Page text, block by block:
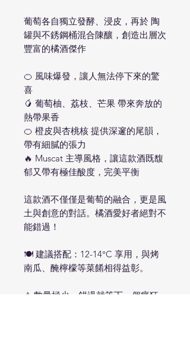
葡萄各自獨立發酵、浸皮，再於 陶
罐與不銹鋼桶混合陳釀，創造出層次
豐富的橘酒傑作
🍊 風味爆發，讓人無法停下來的驚
喜
🥭 葡萄柚、荔枝、芒果 帶來奔放的
熱帶果香
🍊 橙皮與杏桃核 提供深邃的尾韻，
帶有細膩的張力
🔥 Muscat 主導風格，讓這款酒既馥
郁又帶有極佳酸度，完美平衡
這款酒不僅僅是葡萄的融合，更是風
土與創意的對話。橘酒愛好者絕對不
能錯過！
🍽 建議搭配：12-14°C 享用，與烤
南瓜、醃檸檬等菜餚相得益彰。
⚠ 數量極少，錯過就等下一個瘋狂